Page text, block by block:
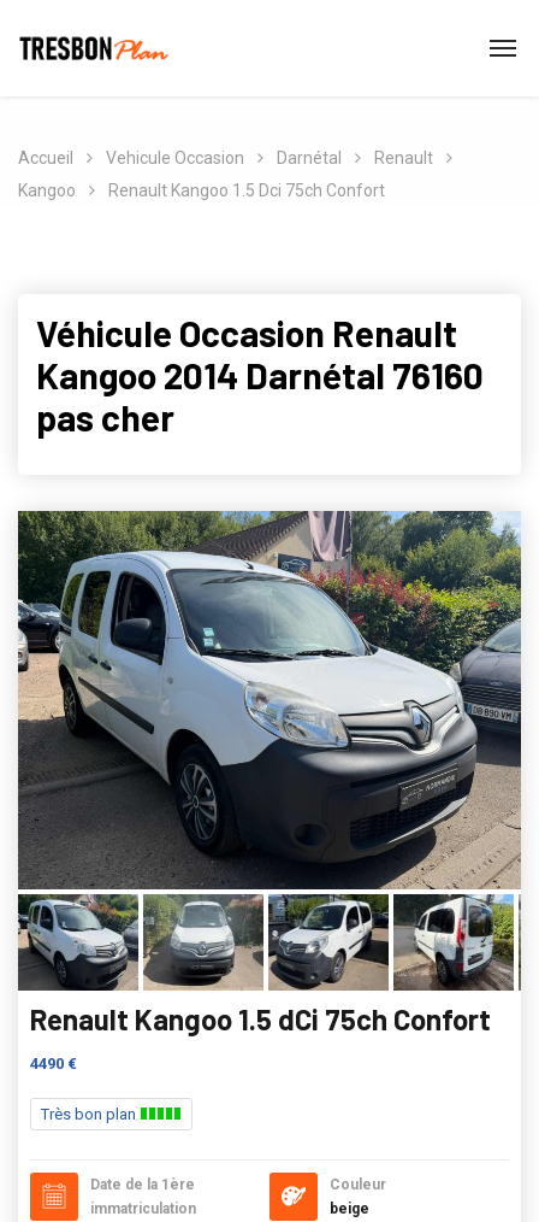
Accueil Vehicule Occasion Darnétal
Renault
Kangoo
Renault Kangoo 1.5 Dci 75ch Confort
Véhicule Occasion Renault
Kangoo 2014 Darnétal 76160
pas cher
Renault Kangoo 1.5 dCi 75ch Confort
4490 €
Très bon plan
Date de la 1ère
immatriculation
Couleur
beige